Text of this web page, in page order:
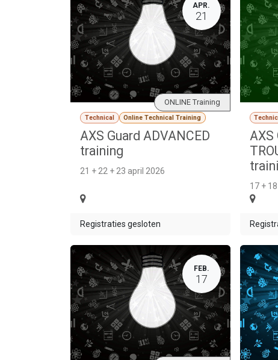
APR.
21
Technical Online Technical Training
AXS Guard ADVANCED
training
21 + 22 + 23 april 2026
ONLINE Training
Registraties gesloten
AXS
17 +
FEB.
17